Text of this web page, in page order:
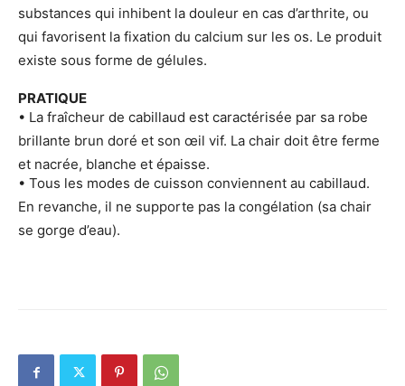
substances qui inhibent la douleur en cas d’arthrite, ou
qui favorisent la fixation du calcium sur les os. Le produit
existe sous forme de gélules.
PRATIQUE
• La fraîcheur de cabillaud est caractérisée par sa robe
brillante brun doré et son œil vif. La chair doit être ferme
et nacrée, blanche et épaisse.
• Tous les modes de cuisson conviennent au cabillaud.
En revanche, il ne supporte pas la congélation (sa chair
se gorge d’eau).